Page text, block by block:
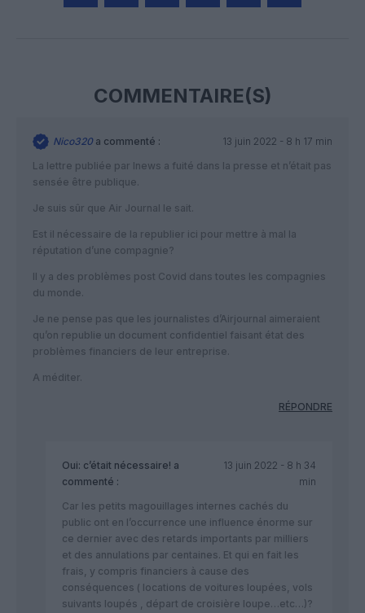
COMMENTAIRE(S)
Nico320a commenté :
13 juin 2022 - 8 h 17 min
La lettre publiée par Inews a fuité dans la presse et n’était pas
sensée être publique.
Je suis sûr que Air Journal le sait.
Est il nécessaire de la republier ici pour mettre à mal la
réputation d’une compagnie?
Il y a des problèmes post Covid dans toutes les compagnies
du monde.
Je ne pense pas que les journalistes d’Airjournal aimeraient
qu’on republie un document confidentiel faisant état des
problèmes financiers de leur entreprise.
A méditer.
RÉPONDRE
Oui: c’était nécessaire! a
commenté :
13 juin 2022 - 8 h 34
min
Car les petits magouillages internes cachés du
public ont en l’occurrence une influence énorme sur
ce dernier avec des retards importants par milliers
et des annulations par centaines. Et qui en fait les
frais, y compris financiers à cause des
conséquences ( locations de voitures loupées, vols
suivants loupés , départ de croisière loupe…etc…)?